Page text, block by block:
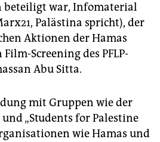
beteiligt war, Infomaterial
Palästina spricht), der
Aktionen der Hamas
Screening des PFLP-
Abu Sitta.
mit Gruppen wie der
„Students for Palestine
wie Hamas und